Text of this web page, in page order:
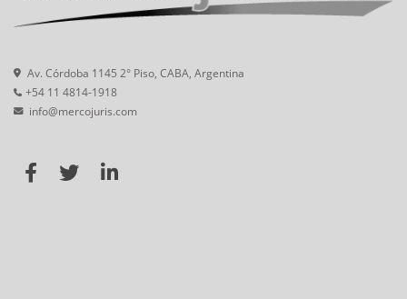
Av. Córdoba 1145 2° Piso, CABA, Argentina
+54 11 4814-1918
info@mercojuris.com